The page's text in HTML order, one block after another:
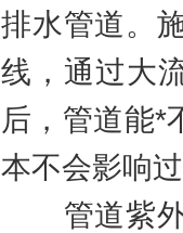
排水管道。
线，通过大
后，管道能*
本不会影响
管道紫外